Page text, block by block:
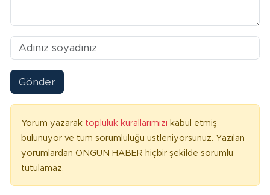
Gönder
Yorum yazarak topluluk kurallarımızı kabul etmiş
bulunuyor ve tüm sorumluluğu üstleniyorsunuz. Yazılan
yorumlardan ONGUN HABER hiçbir şekilde sorumlu
tutulamaz.